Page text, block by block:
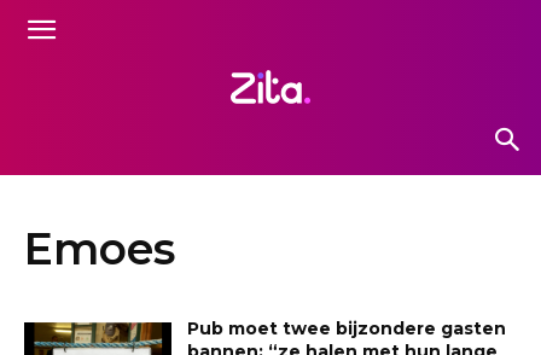
Emoes
Pub moet twee bijzondere gasten